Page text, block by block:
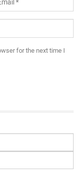
for the next time I